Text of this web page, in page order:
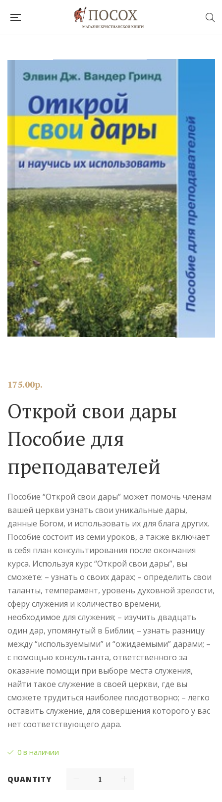
175.00р.
Открой свои дары
Пособие для
преподавателей
Пособие “Открой свои дары” может помочь членам
вашей церкви узнать свои уникальные дары,
данные Богом, и использовать их для блага других.
Пособие состоит из семи уроков, а также включает
в себя план консультирования после окончания
курса. Используя курс “Открой свои дары”, вы
сможете: – узнать о своих дарах; – определить свои
таланты, темперамент, уровень духовной зрелости,
сферу служения и количество времени,
необходимое для служения; – изучить двадцать
один дар, упомянутый в Библии; – узнать разницу
между “используемыми” и “ожидаемыми” дарами; –
с помощью консультанта, ответственного за
оказание помощи при выборе места служения,
найти такое служение в своей церкви, где вы
сможете трудиться наиболее плодотворно; – легко
оставить служение, для совершения которого у вас
нет соответствующего дара.
0 в наличии
QUANTITY